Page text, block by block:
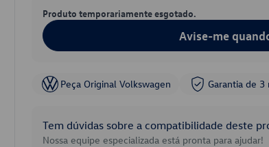
Produto temporariamente esgotado.
Avise-me
Peça Original Volkswagen Garantia de
Tem dúvidas sobre a compatibilidade deste
Nossa equipe especializada está pronta para ajudar!